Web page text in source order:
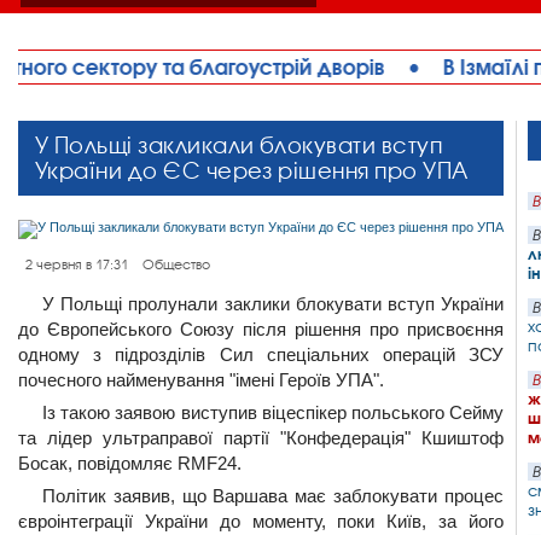
• В Ізмаїлі парафія ПЦУ офіційно
У Польщі закликали блокувати вступ
України до ЄС через рішення про УПА
2 червня в 17:31 Общество
У Польщі пролунали заклики блокувати вступ України
до Європейського Союзу після рішення про присвоєння
одному з підрозділів Сил спеціальних операцій ЗСУ
почесного найменування "імені Героїв УПА".
Із такою заявою виступив віцеспікер польського Сейму
та лідер ультраправої партії "Конфедерація" Кшиштоф
Босак, повідомляє RMF24.
Політик заявив, що Варшава має заблокувати процес
євроінтеграції України до моменту, поки Київ, за його